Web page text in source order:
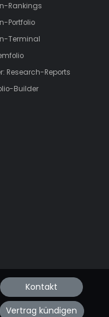
Rankings
Portfolio
Terminal
Research-Reports
Builder
Kontakt
Vertrag kündigen